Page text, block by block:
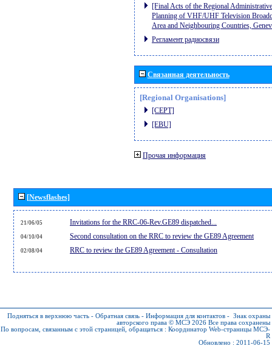
[Final Acts of the Regional
Planning of VHF/UHF Television
Area and Neighbouring Countries,
Регламент радиосвязи
Связанная деятельность
[Regional Organisations]
[CEPT]
[EBU]
Прочая информация
[Newsflashes]
21/06/05 Invitations for the RRC-06-Rev.GE89 dispatched...
04/10/04 Second consultation on the RRC to review the GE89 Agreement
02/08/04 RRC to review the GE89 Agreement - Consultation
Подняться в верхнюю часть - Обратная связь - Информация для контактов - Знак охраны
авторского права © МСЭ 2026 Все права сохранены
По вопросам, связанным с этой страницей, обращаться : Координатор Web-страницы МСЭ-
R
Обновлено : 2011-06-15